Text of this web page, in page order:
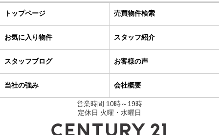
トップページ 売買物件検索
お気に入り物件 スタッフ紹介
スタッフブログ お客様の声
当社の強み 会社概要
営業時間 10時～19時
定休日 火曜・水曜日